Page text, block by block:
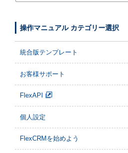
操作マニュアル カテゴリー選択
統合版テンプレート
お客様サポート
FlexAPI
個人設定
FlexCRMを始めよう